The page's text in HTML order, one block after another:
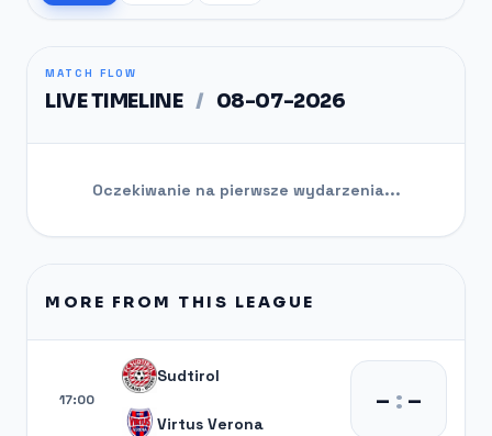
MATCH FLOW
LIVE TIMELINE / 08-07-2026
Oczekiwanie na pierwsze wydarzenia...
MORE FROM THIS LEAGUE
17:00
Sudtirol
Virtus Verona
– :–